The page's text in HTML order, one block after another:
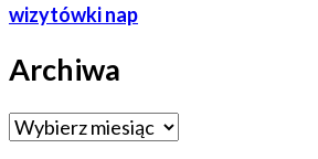
wizytówki nap
Archiwa
Archiwa